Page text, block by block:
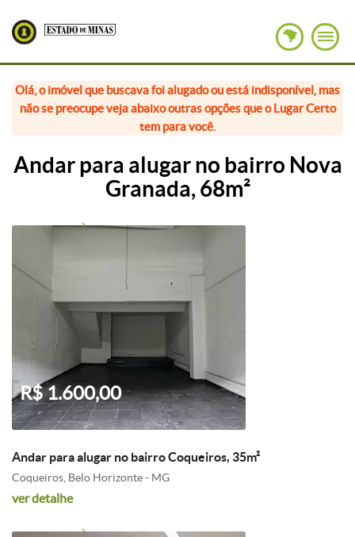
Olá, o imóvel que buscava foi alugado ou está indisponível, mas
não se preocupe veja abaixo outras opções que o Lugar Certo
tem para você.
Andar para alugar no bairro Nova
Granada, 68m²
R$ 1.600,00
Andar para alugar no bairro Coqueiros, 35m²
Coqueiros, Belo Horizonte - MG
ver detalhe